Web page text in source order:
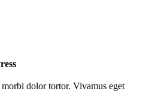
dolor tortor. Vivamus eget